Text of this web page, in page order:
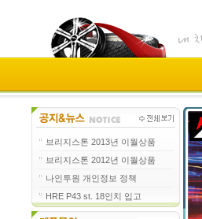
브리지스톤 2013년 이월상품
브리지스톤 2012년 이월상품
나인투원 개인정보 정책
HRE P43 st. 18인치 입고